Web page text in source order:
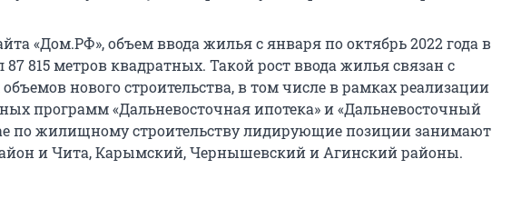
«Дом.РФ», объем ввода жилья с января по октябрь 2022 года в
87 815 метров квадратных. Такой рост ввода жилья связан с
нового строительства, в том числе в рамках реализации
программ «Дальневосточная ипотека» и «Дальневосточный
по жилищному строительству лидирующие позиции занимают
и Чита, Карымский, Чернышевский и Агинский районы.